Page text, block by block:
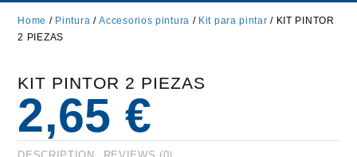
Home / Pintura /Accesorios pintura / Kit para pintar / KIT PINTOR
2 PIEZAS
KIT PINTOR 2 PIEZAS
2,65 €